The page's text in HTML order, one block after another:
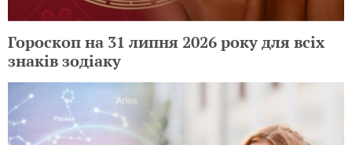
Гороскоп на 31 липня 2026 року для всіх
знаків зодіаку